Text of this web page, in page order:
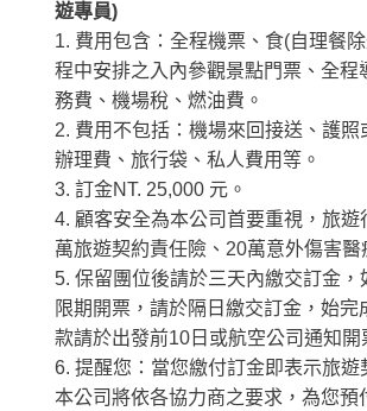
遊專員)
1. 費用包含：全程機票、食(自理餐
程中安排之入內參觀景點門票、全程
務費、機場稅、燃油費。
2. 費用不包括：機場來回接送、護照
辦理費、旅行袋、私人費用等。
3. 訂金NT. 25,000 元。
4. 顧客安全為本公司首要重視，旅遊
萬旅遊契約責任險、20萬意外傷害醫
5. 保留團位後請於三天內繳交訂金，
限期開票，請於隔日繳交訂金，始完
款請於出發前10日或航空公司通知開
6. 提醒您：當您繳付訂金即表示旅遊
本公司將依各協力商之要求，為您預